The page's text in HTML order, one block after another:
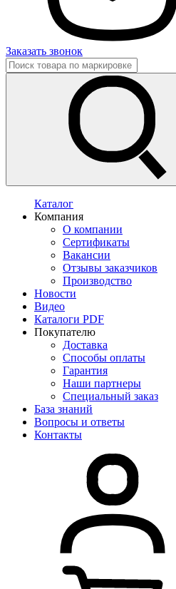
Заказать звонок
Каталог
Компания
О компании
Сертификаты
Вакансии
Отзывы заказчиков
Производство
Новости
Видео
Каталоги PDF
Покупателю
Доставка
Способы оплаты
Гарантия
Наши партнеры
Специальный заказ
База знаний
Вопросы и ответы
Контакты